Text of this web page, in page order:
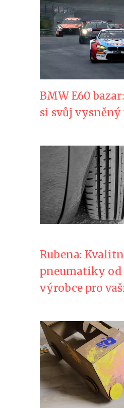
BMW E60
si svůj vysněný
Rubena:
pneumatiky od
výrobce pro